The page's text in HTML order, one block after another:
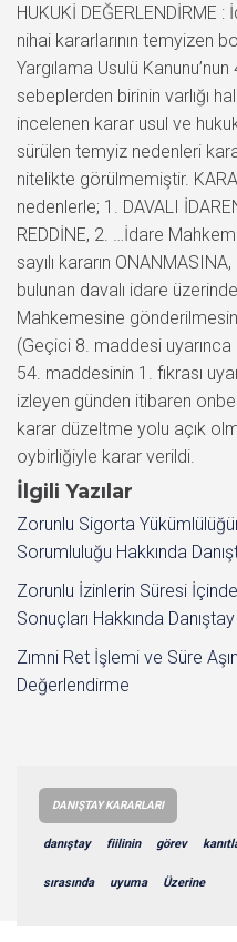
HUKUKİ DEĞERLENDİRME
nihai kararlarının temyizen
Yargılama Usulü
sebeplerden birinin varlığı
incelenen karar usul ve
sürülen temyiz nedenleri
nitelikte görülmemiştir.
nedenlerle; 1. DAVALI
REDDİNE, 2. …İdare
sayılı kararın
bulunan davalı idare
Mahkemesine
(Geçici 8. maddesi
54. maddesinin 1. fıkrası
izleyen günden itibaren
karar düzeltme yolu açık
oybirliğiyle karar verildi.
İlgili Yazılar
Zorunlu Sigorta
Sorumluluğu Hakkında
Zorunlu İzinlerin Süresi İçinde
Sonuçları Hakkında Danıştay
Zımni Ret İşlemi ve Süre
Değerlendirme
DANIŞTAY KARARLARI
danıştay fiilinin görev
sırasında uyuma Üzerine